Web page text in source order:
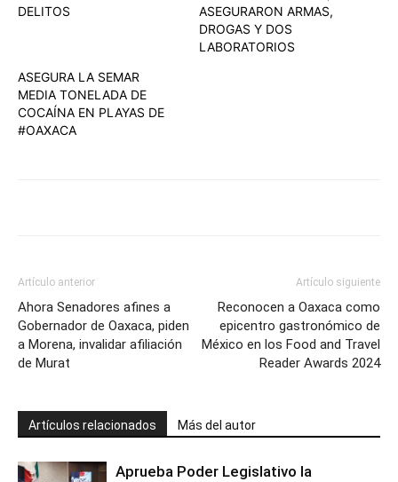
DELITOS
ASEGURARON ARMAS,
DROGAS Y DOS
LABORATORIOS
ASEGURA LA SEMAR
MEDIA TONELADA DE
COCAÍNA EN PLAYAS DE
#OAXACA
Artículo anterior
Ahora Senadores afines a
Gobernador de Oaxaca, piden
a Morena, invalidar afiliación
de Murat
Artículo siguiente
Reconocen a Oaxaca como
epicentro gastronómico de
México en los Food and Travel
Reader Awards 2024
Artículos relacionados Más del autor
Aprueba Poder Legislativo la